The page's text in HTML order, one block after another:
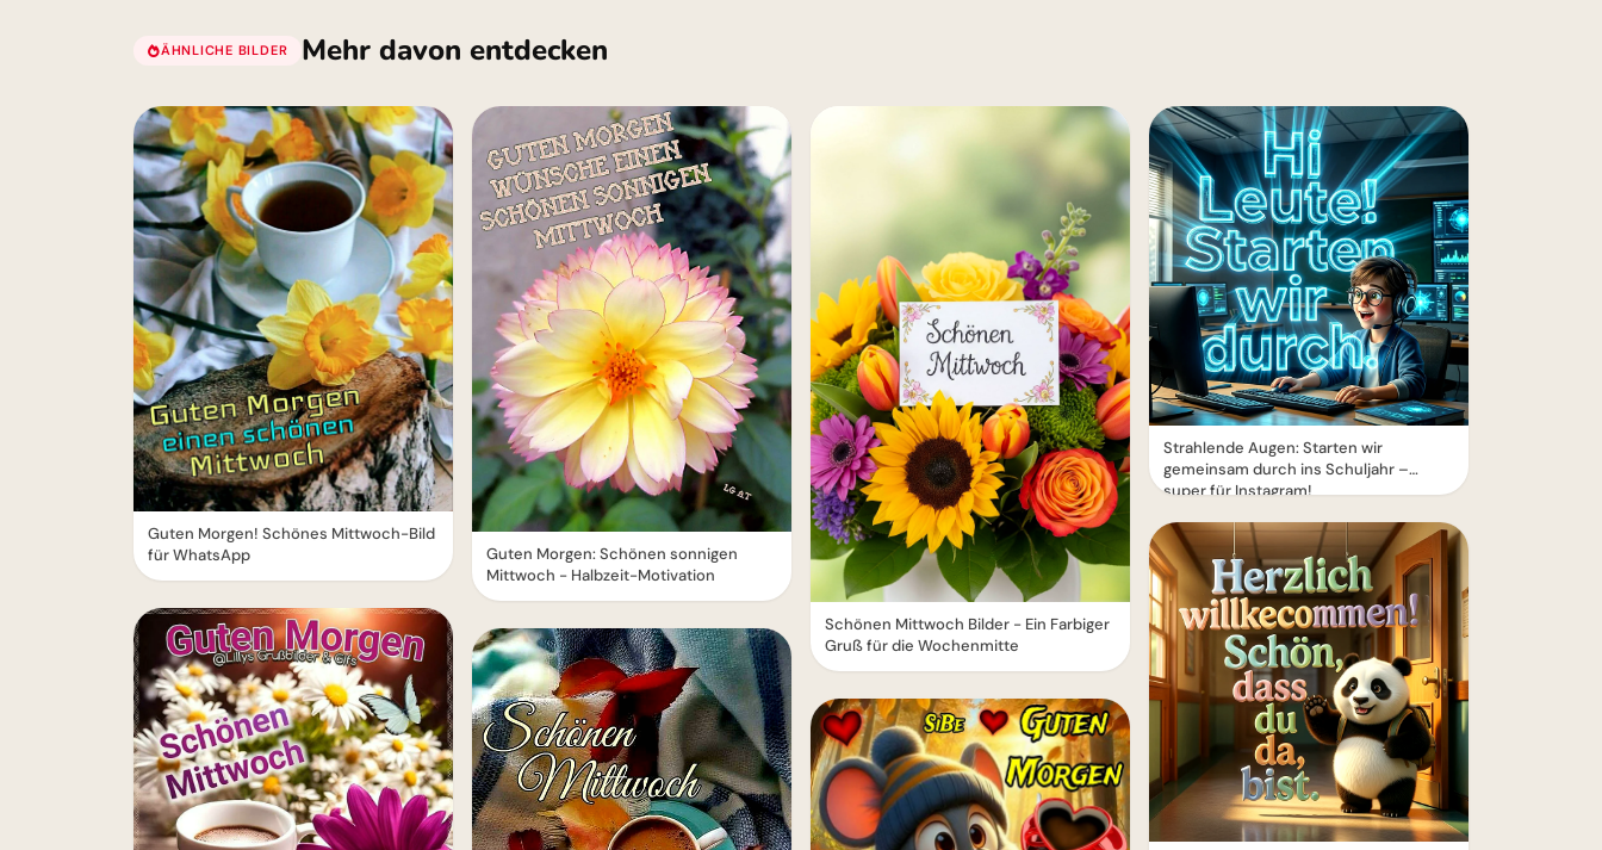
ÄHNLICHE BILDER Mehr davon entdecken
Guten Morgen! Schönes Mittwoch-Bild
für WhatsApp
Guten Morgen: Schönen sonnigen
Mittwoch - Halbzeit-Motivation
Schönen Mittwoch Bilder - Ein Farbiger
Gruß für die Wochenmitte
Strahlende Augen: Starten wir
gemeinsam durch ins Schuljahr –
super für Instagram!